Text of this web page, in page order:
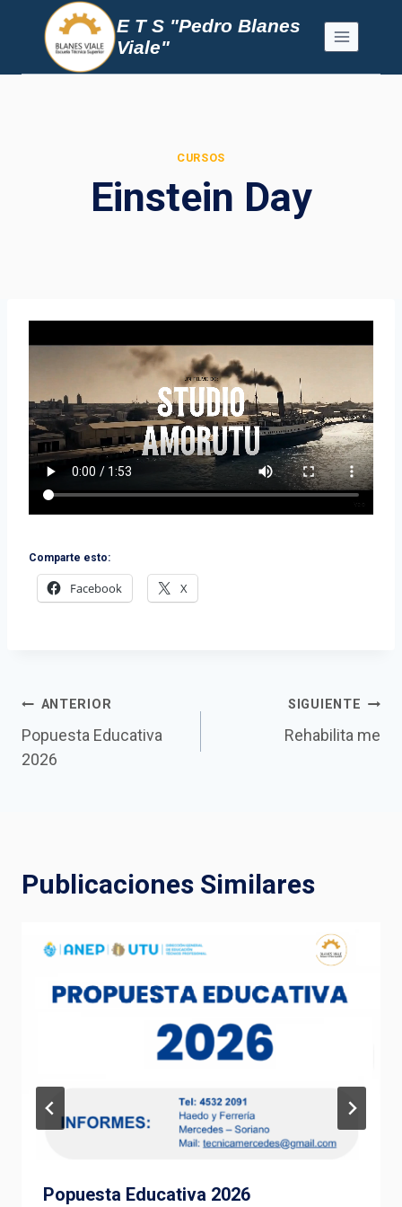
contenido
E T S "Pedro Blanes
Viale"
CURSOS
Einstein Day
Comparte esto:
Facebook X
Navegación
de
ANTERIOR
Popuesta Educativa
2026
SIGUIENTE
Rehabilita me
Publicaciones Similares
Popuesta Educativa 2026